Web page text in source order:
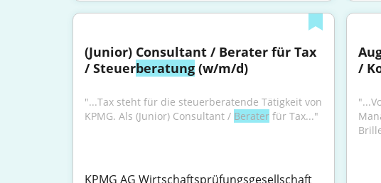
(Junior) Consultant / Berater für Tax
/ Steuerberatung (w/m/d)
"...Tax steht für die steuerberatende Tätigkeit von
KPMG. Als (Junior) Consultant / Berater für Tax..."
KPMG AG Wirtschaftsprüfungsgesellschaft
/